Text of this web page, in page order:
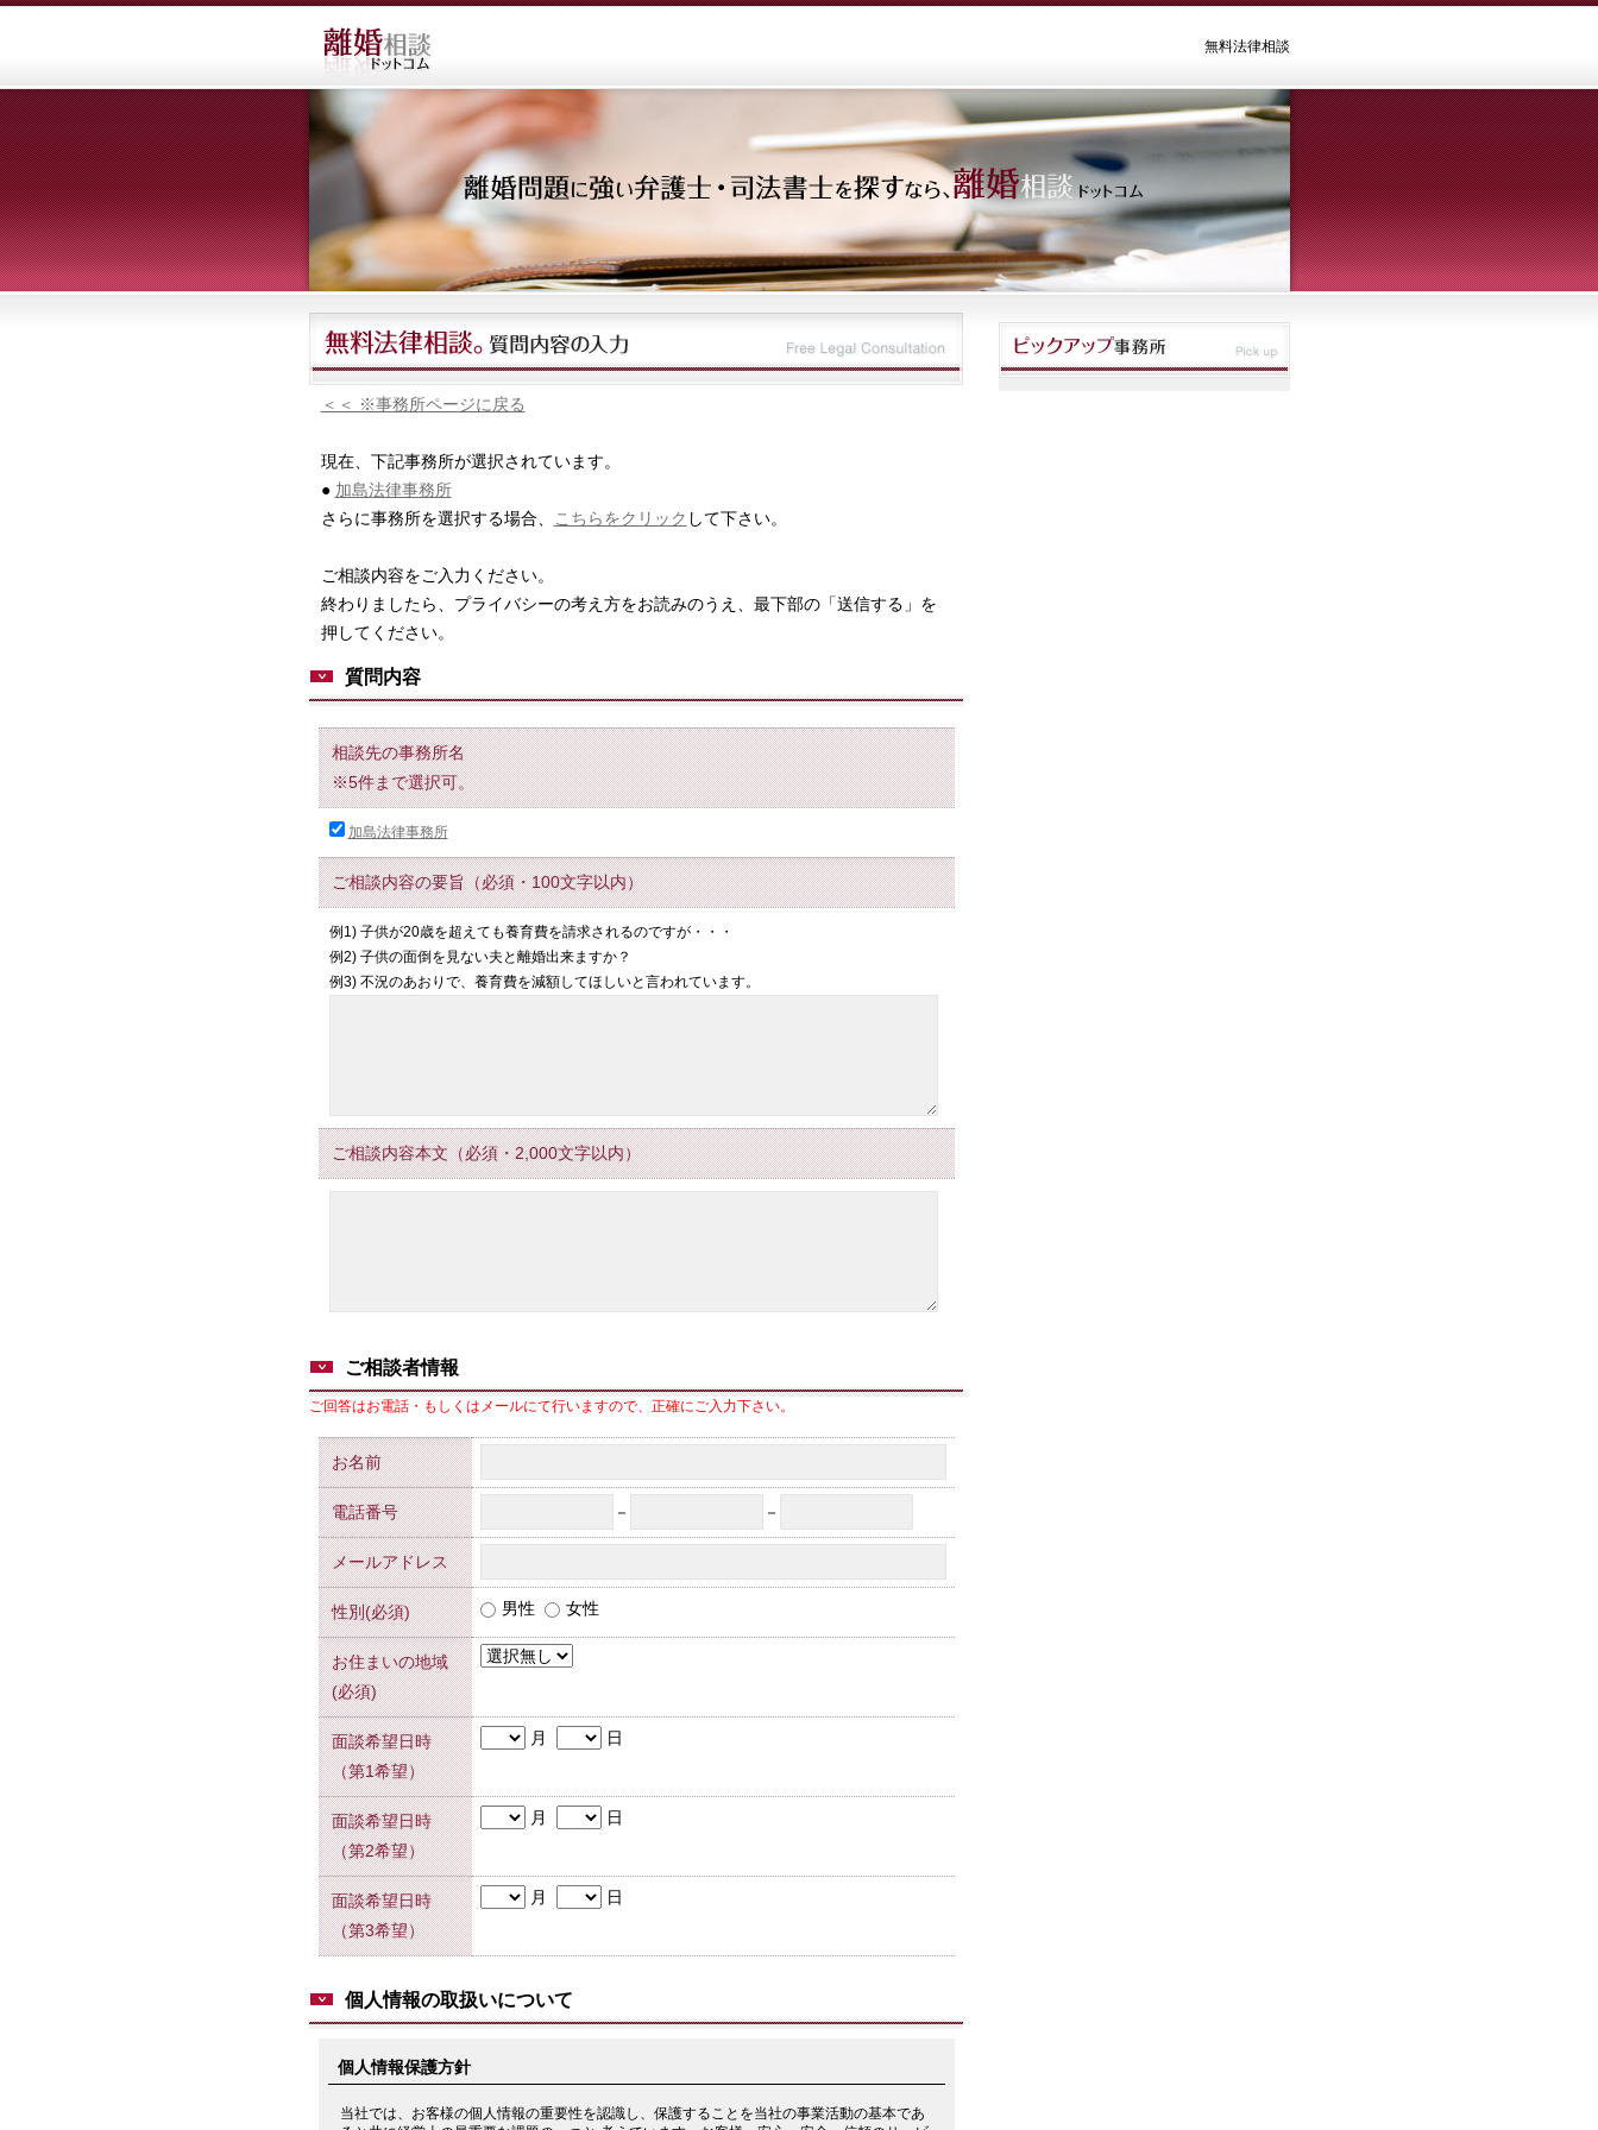
無料法律相談
＜＜ ※事務所ページに戻る
現在、下記事務所が選択されています。
● 加島法律事務所
さらに事務所を選択する場合、
こちらをクリック して下さい。
ご相談内容をご入力ください。
終わりましたら、プライバシーの考え方をお読みのうえ、最下部の「送信する」を
押してください。
質問内容
相談先の事務所名
※5件まで選択可。
加島法律事務所
ご相談内容の要旨（必須・100文字以内）
例1) 子供が20歳を超えても養育費を請求されるのですが・・・
例2) 子供の面倒を見ない夫と離婚出来ますか？
例3) 不況のあおりで、養育費を減額してほしいと言われています。
ご相談内容本文（必須・2,000文字以内）
ご相談者情報
ご回答はお電話・もしくはメールにて行いますので、正確にご入力下さい。
お名前
電話番号 － －
メールアドレス
性別(必須) 男性 女性
お住まいの地域
(必須)
面談希望日時
（第1希望）
月 日
面談希望日時
（第2希望）
月 日
面談希望日時
（第3希望）
月 日
個人情報の取扱いについて
個人情報保護方針
当社では、お客様の個人情報の重要性を認識し、保護することを当社の事業活動の基本であ